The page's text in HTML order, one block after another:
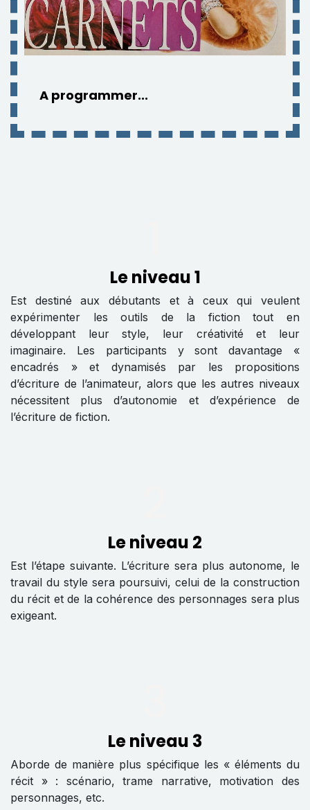
​A programmer...
Le niveau 1
Est destiné aux débutants et à ceux qui veulent
expérimenter les outils de la fiction tout en
développant leur style, leur créativité et leur
imaginaire. Les participants y sont davantage «
encadrés » et dynamisés par les propositions
d’écriture de l’animateur, alors que les autres niveaux
nécessitent plus d’autonomie et d’expérience de
l’écriture de fiction.
Le niveau 2
Est l’étape suivante. L’écriture sera plus autonome, le
travail du style sera poursuivi, celui de la construction
du récit et de la cohérence des personnages sera plus
exigeant.
Le niveau 3
Aborde de manière plus spécifique les « éléments du
récit » : scénario, trame narrative, motivation des
personnages, etc.